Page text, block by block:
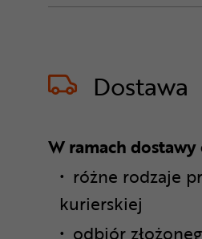
Dostawa
W ramach
różne rodzaje
kurierskiej
odbiór